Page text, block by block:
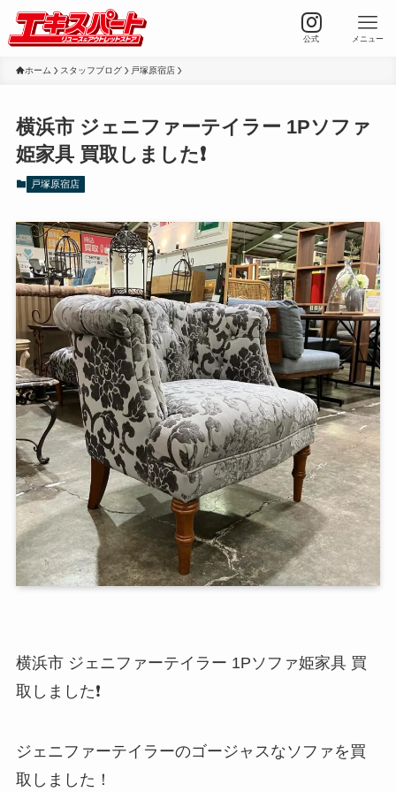
公式 メニュー
ホーム スタッフブログ 戸塚原宿店
横浜市 ジェニファーテイラー 1Pソファ
姫家具 買取しました❗️
戸塚原宿店
横浜市 ジェニファーテイラー 1Pソファ姫家具 買
取しました❗️
ジェニファーテイラーのゴージャスなソファを買
取しました！